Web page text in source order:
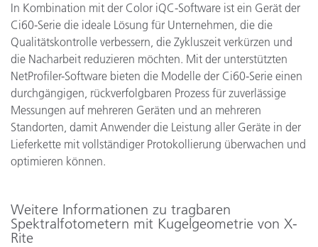
In Kombination mit der Color iQC-Software ist ein Gerät der
Ci60-Serie die ideale Lösung für Unternehmen, die die
Qualitätskontrolle verbessern, die Zykluszeit verkürzen und
die Nacharbeit reduzieren möchten. Mit der unterstützten
NetProfiler-Software bieten die Modelle der Ci60-Serie einen
durchgängigen, rückverfolgbaren Prozess für zuverlässige
Messungen auf mehreren Geräten und an mehreren
Standorten, damit Anwender die Leistung aller Geräte in der
Lieferkette mit vollständiger Protokollierung überwachen und
optimieren können.
Weitere Informationen zu tragbaren
Spektralfotometern mit Kugelgeometrie von X-
Rite